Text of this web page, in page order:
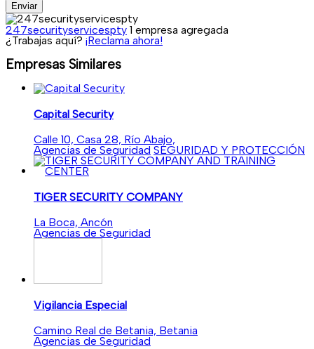
Enviar
247securityservicespty 1 empresa agregada
¿Trabajas aquí? ¡Reclama ahora!
Empresas Similares
Capital Security
Calle 10, Casa 28, Río Abajo,
Agencias de Seguridad SEGURIDAD Y PROTECCIÓN
TIGER SECURITY COMPANY
La Boca, Ancón
Agencias de Seguridad
Vigilancia Especial
Camino Real de Betania, Betania
Agencias de Seguridad